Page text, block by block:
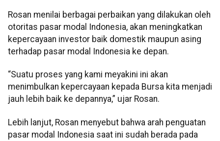
Rosan menilai berbagai perbaikan yang dilakukan oleh
otoritas pasar modal Indonesia, akan meningkatkan
kepercayaan investor baik domestik maupun asing
terhadap pasar modal Indonesia ke depan.
“Suatu proses yang kami meyakini ini akan
menimbulkan kepercayaan kepada Bursa kita menjadi
jauh lebih baik ke depannya,” ujar Rosan.
Lebih lanjut, Rosan menyebut bahwa arah penguatan
pasar modal Indonesia saat ini sudah berada pada